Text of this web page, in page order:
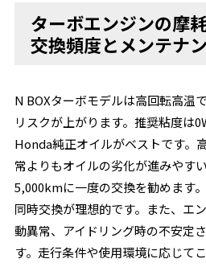
ターボエンジンの摩
交換頻度とメンテナ
N BOXターボモデルは高回転高温
リスクが上がります。推奨粘度は
Honda純正オイルがベストです。
常よりもオイルの劣化が進みやす
5,000kmに一度の交換を勧めます
同時交換が理想的です。また、エ
動異常、アイドリング時の不安定
す。走行条件や使用環境に応じて